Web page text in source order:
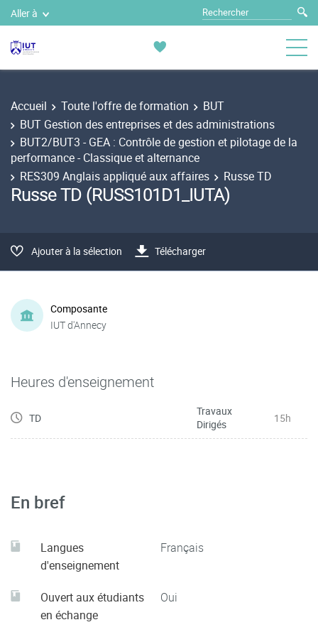
Aller à
Accueil Toute l'offre de formation
BUT
BUT Gestion des entreprises et des administrations
BUT2/BUT3 - GEA : Contrôle de gestion et pilotage de la
performance - Classique et alternance
RES309 Anglais appliqué aux affaires
Russe TD
Russe TD (RUSS101D1_IUTA)
Ajouter à la sélection Télécharger
Composante
IUT d'Annecy
Heures d'enseignement
TD
Travaux
Dirigés
15h
En bref
Langues
d'enseignement
Français
Ouvert aux étudiants
en échange
Oui